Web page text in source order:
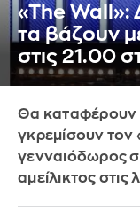
«The Wall»:
τα βάζουν
στις 21.00
Θα καταφέρουν
γκρεμίσουν τον
γενναιόδωρος
αμείλικτος στις